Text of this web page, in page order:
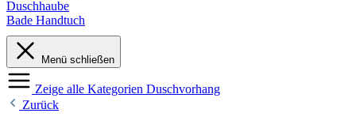
Duschhaube
Bade Handtuch
Menü schließen
Zeige alle Kategorien Duschvorhang
Zurück